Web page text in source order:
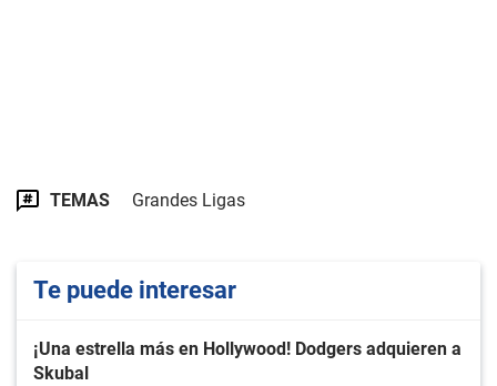
TEMAS Grandes Ligas
Te puede interesar
¡Una estrella más en Hollywood! Dodgers adquieren a
Skubal